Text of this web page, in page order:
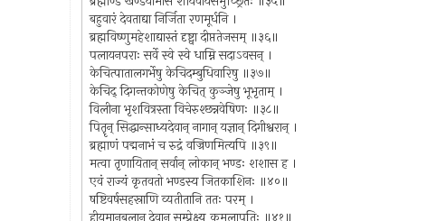
बहुवारं देवताद्या निर्जिता रणमूर्धनि ।
ब्रह्मविष्णुमहेशाद्यास्तं दृष्ट्वा दीप्ततेजसम् ॥३६॥
पलायनपराः सर्वे स्वे स्वे धाम्नि सदाऽवसन् ।
केचित्पातालगर्भेषु केचिदम्बुधिवारिषु ॥३७॥
केचिद् दिगन्तकोणेषु केचित् कुञ्जेषु भूभृताम् ।
विलीना भृशवित्रस्ता विचेरुश्छन्नवेषिणः ॥३८॥
पितॄन् सिद्धान्साध्यदेवान् नागान् यज्ञान् दिगीश्वरान् ।
ब्रह्माणं पद्मनाभं च रुद्रं वज्रिणमित्यपि ॥३९॥
मत्वा तृणायितान् सर्वान् लोकान् भण्डः शशास ह ।
एवं राज्यं कृतवतो भण्डस्य जितकाशिनः ॥४०॥
षष्टिवर्षसहस्राणि व्यतीतानि ततः परम् ।